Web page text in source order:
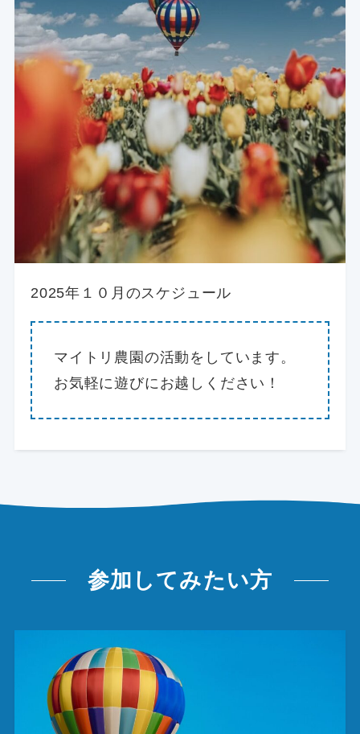
2025年１０月のスケジュール
マイトリ農園の活動をしています。
お気軽に遊びにお越しください！
参加してみたい方